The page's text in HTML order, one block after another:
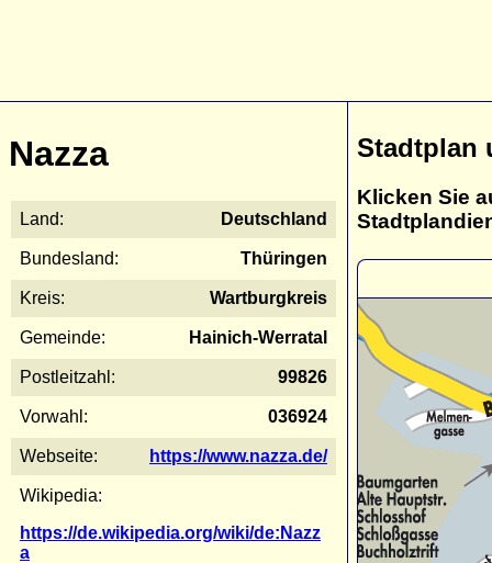
Nazza
Land: Deutschland
Bundesland: Thüringen
Kreis: Wartburgkreis
Gemeinde: Hainich-Werratal
Postleitzahl: 99826
Vorwahl: 036924
Webseite: https://www.nazza.de/
Wikipedia:
https://de.wikipedia.org/wiki/de:Nazz
a
Stadtplan
Klicken Sie